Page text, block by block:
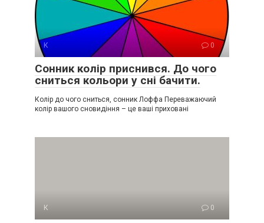
К 0
Сонник колір приснився. До чого
сниться кольори у сні бачити.
Колір до чого сниться, сонник Лоффа Переважаючий
колір вашого сновидіння – це ваші приховані
К 0